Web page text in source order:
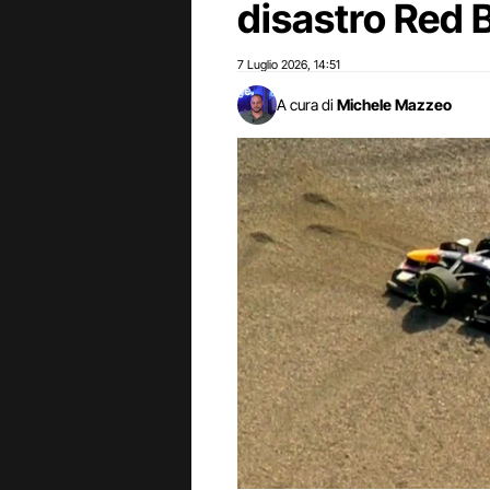
disastro Red
7 Luglio 2026 14:51
A cura di Michele Mazzeo